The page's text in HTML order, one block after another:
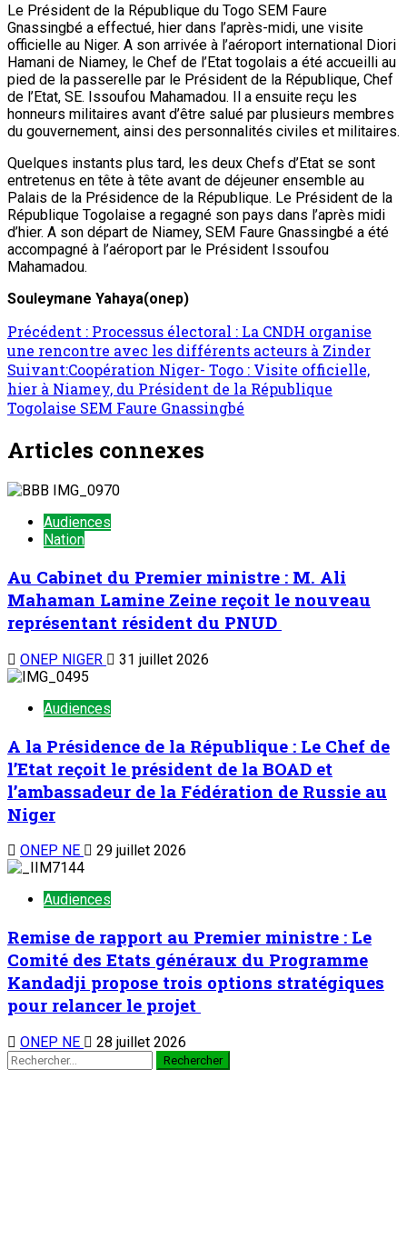
Le Président de la République du Togo SEM Faure
Gnassingbé a effectué, hier dans l’après-midi, une visite
officielle au Niger. A son arrivée à l’aéroport international Diori
Hamani de Niamey, le Chef de l’Etat togolais a été accueilli au
pied de la passerelle par le Président de la République, Chef
de l’Etat, SE. Issoufou Mahamadou. Il a ensuite reçu les
honneurs militaires avant d’être salué par plusieurs membres
du gouvernement, ainsi des personnalités civiles et militaires.
Quelques instants plus tard, les deux Chefs d’Etat se sont
entretenus en tête à tête avant de déjeuner ensemble au
Palais de la Présidence de la République. Le Président de la
République Togolaise a regagné son pays dans l’après midi
d’hier. A son départ de Niamey, SEM Faure Gnassingbé a été
accompagné à l’aéroport par le Président Issoufou
Mahamadou.
Souleymane Yahaya(onep)
Navigation
d’article
Précédent : Processus électoral : La CNDH organise
une rencontre avec les différents acteurs à Zinder
Suivant:Coopération Niger- Togo : Visite officielle,
hier à Niamey, du Président de la République
Togolaise SEM Faure Gnassingbé
Articles connexes
Audiences
Nation
Au Cabinet du Premier ministre : M. Ali
Mahaman Lamine Zeine reçoit le nouveau
représentant résident du PNUD
ONEP NIGER 31 juillet 2026
Audiences
A la Présidence de la République : Le Chef de
l’Etat reçoit le président de la BOAD et
l’ambassadeur de la Fédération de Russie au
Niger
ONEP NE 29 juillet 2026
Audiences
Remise de rapport au Premier ministre : Le
Comité des Etats généraux du Programme
Kandadji propose trois options stratégiques
pour relancer le projet
ONEP NE
28 juillet 2026
Rechercher :